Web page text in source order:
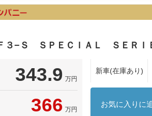
３−Ｓ ＳＰＥＣＩＡＬ ＳＥＲＩ
343.9 万円
366 万円
新車(在庫あり)
お気に入りに